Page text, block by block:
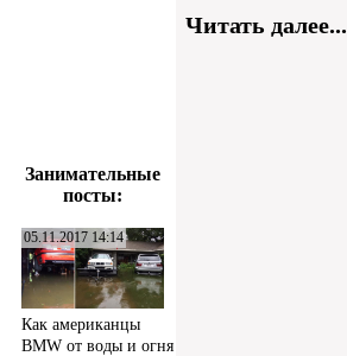
Занимательные
посты:
05.11.2017 14:14
Как американцы
BMW от воды и огня
Читать далее...